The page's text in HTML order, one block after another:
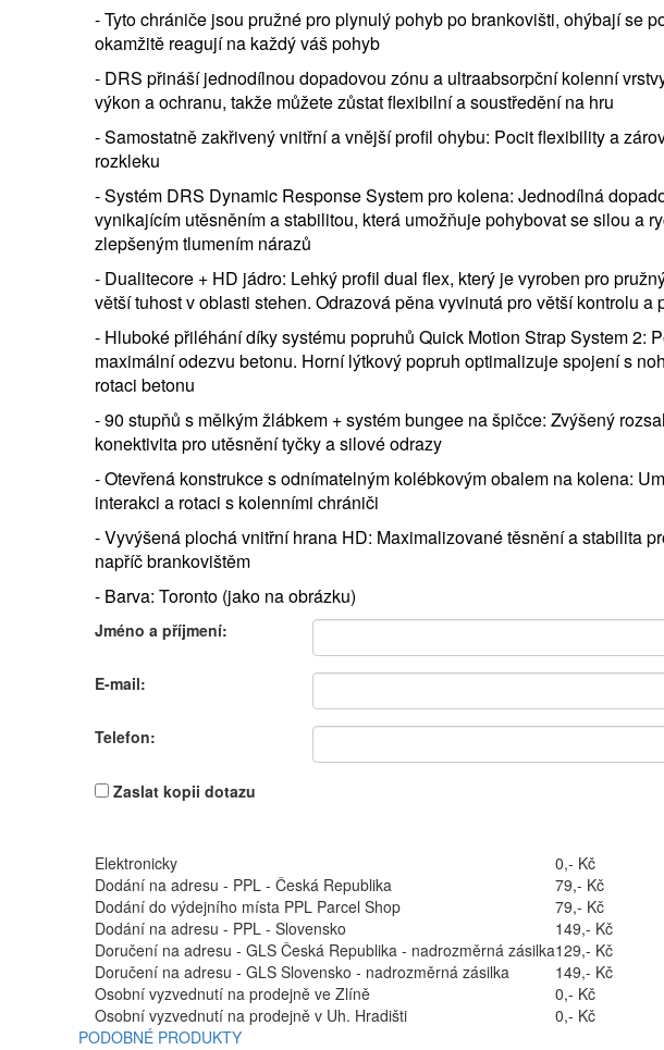
- Tyto chrániče jsou pružné pro plynulý pohyb po brankovišti, ohýbají se
okamžitě reagují na každý váš pohyb
- DRS přináší jednodílnou dopadovou zónu a ultraabsorpční kolenní
výkon a ochranu, takže můžete zůstat flexibilní a soustředění na hru
- Samostatně zakřivený vnitřní a vnější profil ohybu: Pocit flexibility a
rozkleku
- Systém DRS Dynamic Response System pro kolena: Jednodílná
vynikajícím utěsněním a stabilitou, která umožňuje pohybovat se silou a
zlepšeným tlumením nárazů
- Dualitecore + HD jádro: Lehký profil dual flex, který je vyroben pro
větší tuhost v oblasti stehen. Odrazová pěna vyvinutá pro větší kontrolu a
- Hluboké přiléhání díky systému popruhů Quick Motion Strap System 2:
maximální odezvu betonu. Horní lýtkový popruh optimalizuje spojení s
rotaci betonu
- 90 stupňů s mělkým žlábkem + systém bungee na špičce: Zvýšený
konektivita pro utěsnění tyčky a silové odrazy
- Otevřená konstrukce s odnímatelným kolébkovým obalem na kolena:
interakci a rotaci s kolenními chrániči
- Vyvýšená plochá vnitřní hrana HD: Maximalizované těsnění a stabilita
napříč brankovištěm
- Barva: Toronto (jako na obrázku)
Jméno a příjmení:
E-mail:
Telefon:
Zaslat kopii dotazu
Elektronicky
0,- Kč
Dodání na adresu - PPL - Česká Republika
79,- Kč
Dodání do výdejního místa PPL Parcel Shop
79,- Kč
Dodání na adresu - PPL - Slovensko
149,- Kč
Doručení na adresu - GLS Česká Republika - nadrozměrná zásilka129,- Kč
Doručení na adresu - GLS Slovensko - nadrozměrná zásilka
149,- Kč
Osobní vyzvednutí na prodejně ve Zlíně
0,- Kč
Osobní vyzvednutí na prodejně v Uh. Hradišti
0,- Kč
PODOBNÉ PRODUKTY